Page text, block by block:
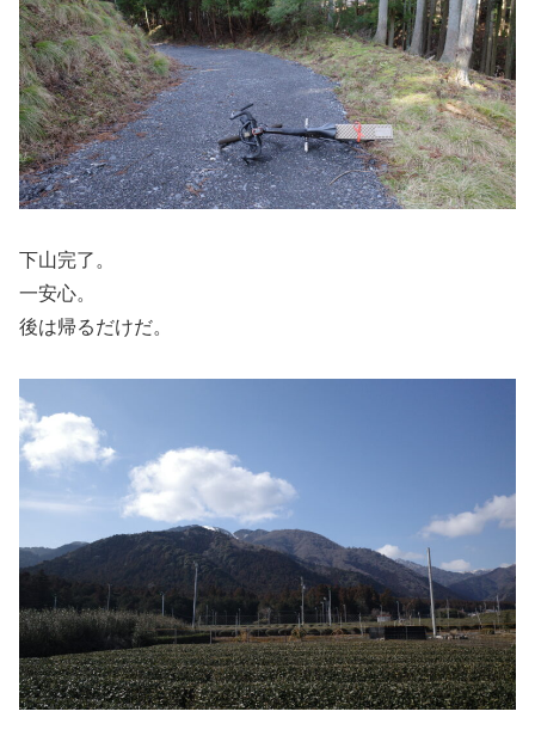
下山完了。
一安心。
後は帰るだけだ。